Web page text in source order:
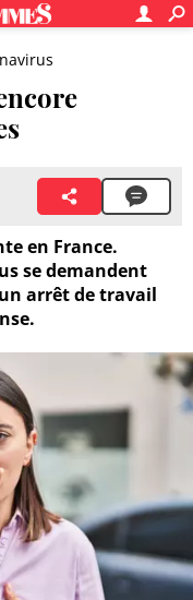
en France.
se demandent
arrêt de travail